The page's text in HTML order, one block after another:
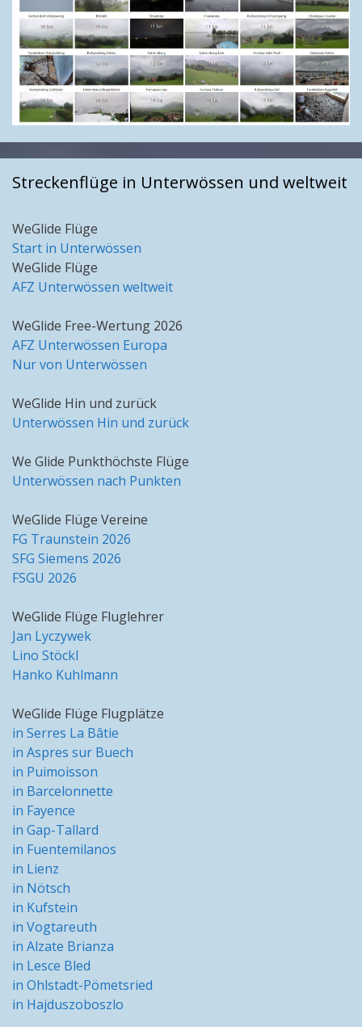
Streckenflüge in Unterwössen und weltweit
WeGlide Flüge
Start in Unterwössen
WeGlide Flüge
AFZ Unterwössen weltweit
WeGlide Free-Wertung 2026
AFZ Unterwössen Europa
Nur von Unterwössen
WeGlide Hin und zurück
Unterwössen Hin und zurück
We Glide Punkthöchste Flüge
Unterwössen nach Punkten
WeGlide Flüge Vereine
FG Traunstein 2026
SFG Siemens 2026
FSGU 2026
WeGlide Flüge Fluglehrer
Jan Lyczywek
Lino Stöckl
Hanko Kuhlmann
WeGlide Flüge Flugplätze
in Serres La Bâtie
in Aspres sur Buech
in Puimoisson
in Barcelonnette
in Fayence
in Gap-Tallard
in Fuentemilanos
in Lienz
in Nötsch
in Kufstein
in Vogtareuth
in Alzate Brianza
in Lesce Bled
in Ohlstadt-Pömetsried
in Hajduszoboszlo